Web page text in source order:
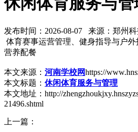
发布时间：2026-08-07 来源：郑州
体育赛事运营管理、健身指导与户
营养配餐
本文来源： 河南学校网https://
本文标题： 休闲体育服务与管理
本文地址：http://
21496.shtml
上一篇：